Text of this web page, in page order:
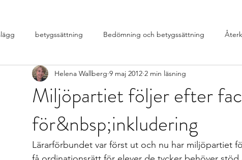
betygssättning Bedömning och betygssättning
Design av lektioner, uppgifter, mat Design av lektioner
Formativ bedömning som förhållnings differentierad undervisning
Kollegialt lärande Istället för elevärenden till elevh material
Miljöpartiet följer efter
för&nbsp;inkludering
Helena Wallberg 9 maj 2012 2 min läsning
Lärarförbundet var först ut och nu har miljöpartiet